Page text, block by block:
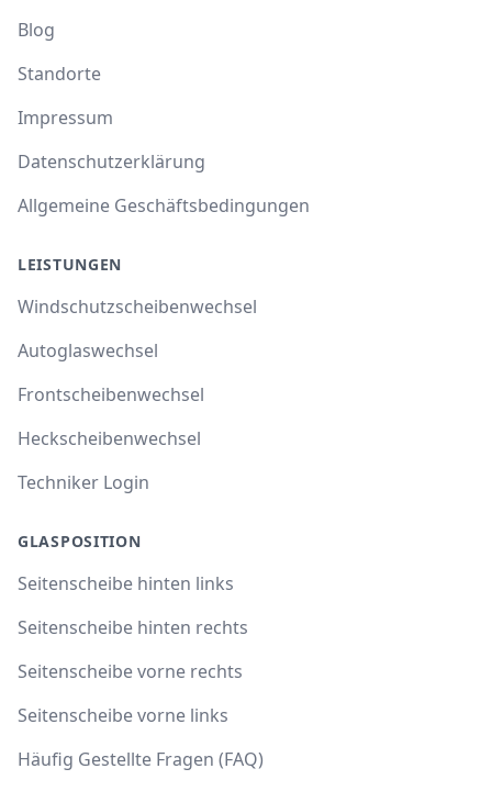
Blog
Standorte
Impressum
Datenschutzerklärung
Allgemeine Geschäftsbedingungen
LEISTUNGEN
Windschutzscheibenwechsel
Autoglaswechsel
Frontscheibenwechsel
Heckscheibenwechsel
Techniker Login
GLASPOSITION
Seitenscheibe hinten links
Seitenscheibe hinten rechts
Seitenscheibe vorne rechts
Seitenscheibe vorne links
Häufig Gestellte Fragen (FAQ)